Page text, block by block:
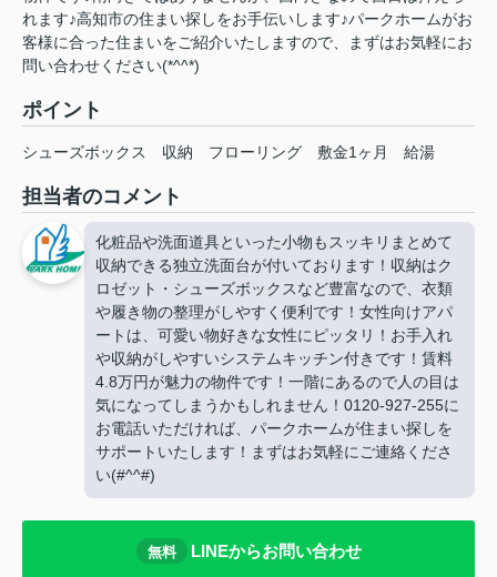
れます♪高知市の住まい探しをお手伝いします♪パークホームがお
客様に合った住まいをご紹介いたしますので、まずはお気軽にお
問い合わせください(*^^*)
ポイント
シューズボックス 収納 フローリング 敷金1ヶ月 給湯
担当者のコメント
化粧品や洗面道具といった小物もスッキリまとめて
収納できる独立洗面台が付いております！収納はク
ロゼット・シューズボックスなど豊富なので、衣類
や履き物の整理がしやすく便利です！女性向けアパ
ートは、可愛い物好きな女性にピッタリ！お手入れ
や収納がしやすいシステムキッチン付きです！賃料
4.8万円が魅力の物件です！一階にあるので人の目は
気になってしまうかもしれません！0120-927-255に
お電話いただければ、パークホームが住まい探しを
サポートいたします！まずはお気軽にご連絡くださ
い(#^^#)
無料 LINEからお問い合わせ